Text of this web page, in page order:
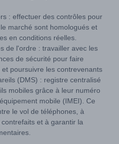
: effectuer des contrôles pour
marché sont homologués et
en conditions réelles.
de l'ordre : travailler avec les
de sécurité pour faire
poursuivre les contrevenants
(DMS) : registre centralisé
mobiles grâce à leur numéro
mobile (IMEI). Ce
le vol de téléphones, à
et à garantir la